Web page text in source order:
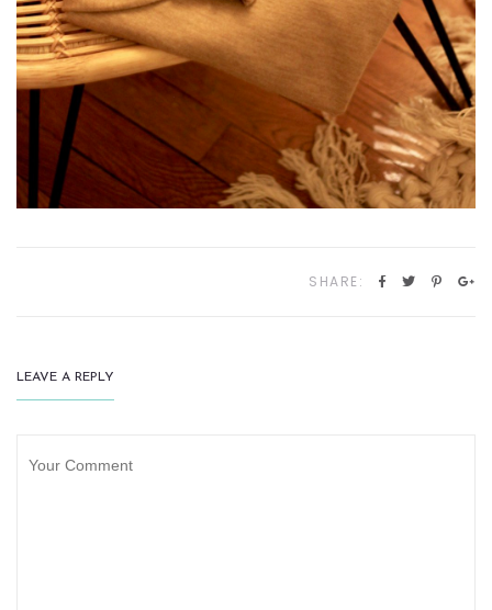
SHARE:
LEAVE A REPLY